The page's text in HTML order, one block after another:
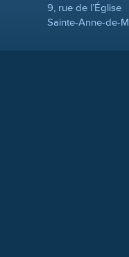
9, rue de l’Église
Sainte-Anne-de-